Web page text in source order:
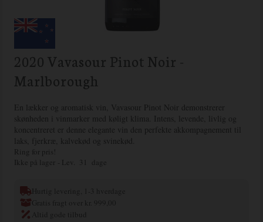
2020 Vavasour Pinot Noir -
Marlborough
En lækker og aromatisk vin, Vavasour Pinot Noir demonstrerer
skønheden i vinmarker med køligt klima. Intens, levende, livlig og
koncentreret er denne elegante vin den perfekte akkompagnement til
laks, fjerkræ, kalvekød og svinekød.
Ring for pris!
Ikke på lager
- Lev. 31 dage
Hurtig levering, 1-3 hverdage
Gratis fragt over kr. 999,00
Altid gode tilbud